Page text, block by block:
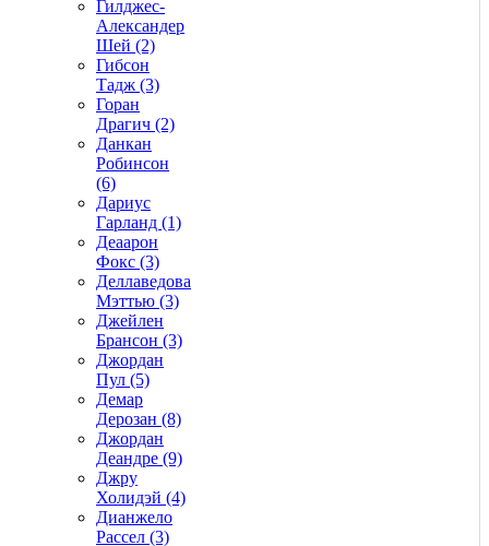
Гилджес-
Александер
Шей (2)
Гибсон
Тадж (3)
Горан
Драгич (2)
Данкан
Робинсон
(6)
Дариус
Гарланд (1)
Деаарон
Фокс (3)
Деллаведова
Мэттью (3)
Джейлен
Брансон (3)
Джордан
Пул (5)
Демар
Дерозан (8)
Джордан
Деандре (9)
Джру
Холидэй (4)
Дианжело
Рассел (3)